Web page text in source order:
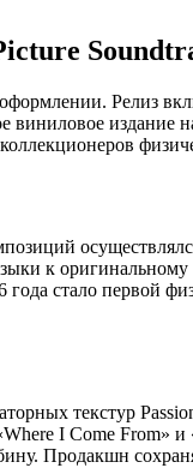
Релиз
издание
к оригинальному
стало первой
текстур
I Come From»
Продакшн